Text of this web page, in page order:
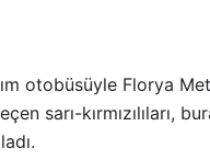
otobüsüyle Florya
sarı-kırmızılıları,